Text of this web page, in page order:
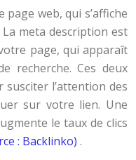
web, qui s’affiche
meta description est
page, qui apparaît
recherche. Ces deux
l’attention des
sur votre lien. Une
le taux de clics
: Backlinko) .